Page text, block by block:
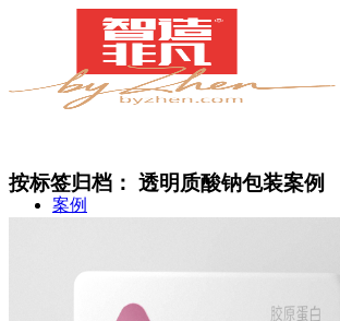
案例
按标签归档： 透明质酸钠包装案例